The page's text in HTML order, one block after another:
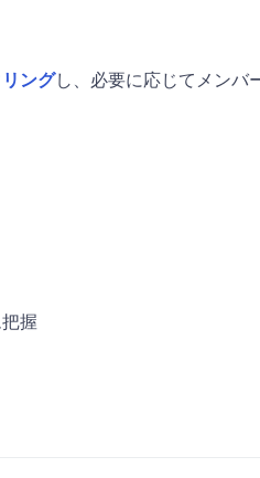
ングし、必要に応じてメンバ
握